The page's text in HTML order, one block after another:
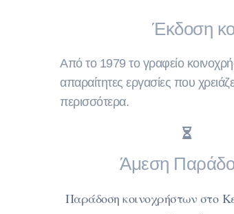
Έκδοση
Από το 1979 το γραφείο
απαραίτητες εργασίες που
περισσότερα.
Άμεση
Παράδοση κοινοχρήστων στο